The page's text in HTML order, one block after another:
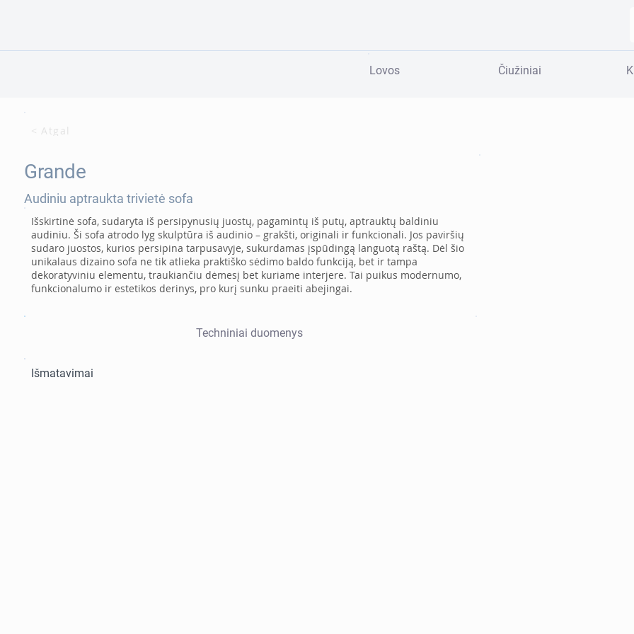
Lovos Čiužiniai
< Atgal
Grande
Audiniu aptraukta trivietė sofa
Išskirtinė sofa, sudaryta iš persipynusių juostų, pagamintų iš putų, aptrauktų baldiniu
audiniu. Ši sofa atrodo lyg skulptūra iš audinio – grakšti, originali ir funkcionali. Jos paviršių
sudaro juostos, kurios persipina tarpusavyje, sukurdamas įspūdingą languotą raštą. Dėl šio
unikalaus dizaino sofa ne tik atlieka praktiško sėdimo baldo funkciją, bet ir tampa
dekoratyviniu elementu, traukiančiu dėmesį bet kuriame interjere. Tai puikus modernumo,
funkcionalumo ir estetikos derinys, pro kurį sunku praeiti abejingai.
Techniniai duomenys
Išmatavimai